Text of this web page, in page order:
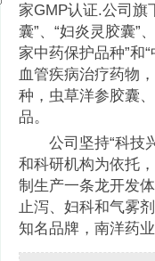
家GMP认证.公司旗
囊”、“妇炎灵胶囊”
家中药保护品种”和
血管疾病治疗药物
种，虫草洋参胶囊
品。
公司坚持“科技兴
和科研机构为依托
制生产一条龙开发
止泻、妇科和气雾
知名品牌，南洋药